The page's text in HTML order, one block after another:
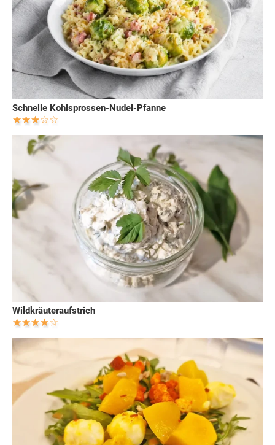
Schnelle Kohlsprossen-Nudel-Pfanne
Wildkräuteraufstrich